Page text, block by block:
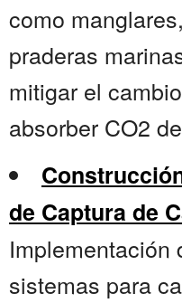
como
praderas
mitigar el
absorber CO2
de Captura de
Implementación
sistemas para